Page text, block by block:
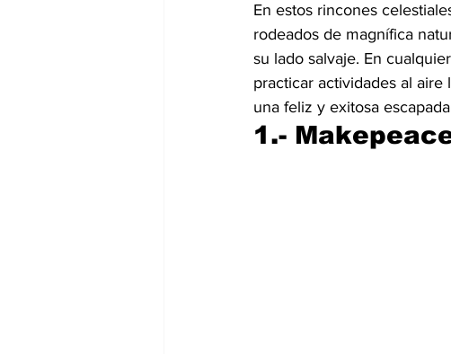
En estos rincones
rodeados de magnífica
su lado salvaje. En
practicar actividades al
una feliz y exitosa
1.-